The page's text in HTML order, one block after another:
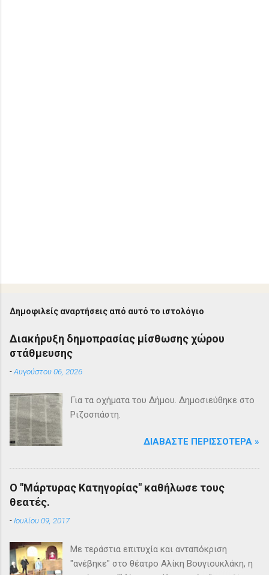
Δημοφιλείς αναρτήσεις από αυτό το ιστολόγιο
Διακήρυξη δημοπρασίας μίσθωσης χώρου
στάθμευσης
-Αυγούστου 06, 2026
Για τα οχήματα του Δήμου. Δημοσιεύθηκε στο
Ριζοσπάστη.
ΔΙΑΒΆΣΤΕ ΠΕΡΙΣΣΌΤΕΡΑ »
Ο "Μάρτυρας Κατηγορίας" καθήλωσε τους
θεατές.
-Ιουλίου 09, 2017
Με τεράστια επιτυχία και ανταπόκριση
"ανέβηκε" στο θέατρο Αλίκη Βουγιουκλάκη, η